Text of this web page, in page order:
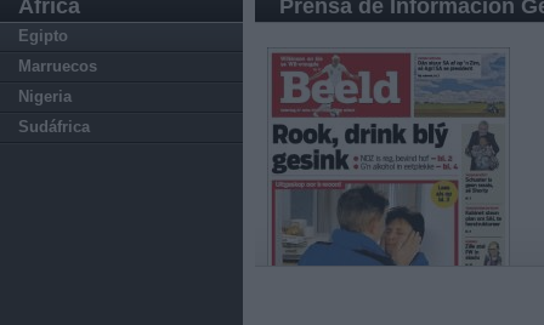
África
Egipto
Marruecos
Nigeria
Sudáfrica
Prensa de Información